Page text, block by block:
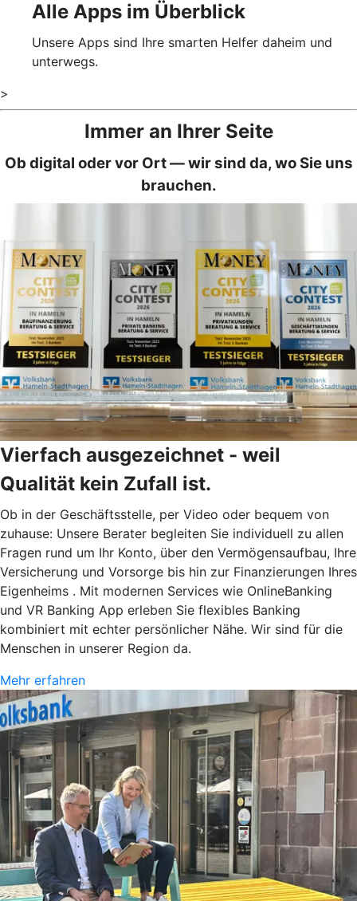
Alle Apps im Überblick
Unsere Apps sind Ihre smarten Helfer daheim und
unterwegs.
>
Immer an Ihrer Seite
Ob digital oder vor Ort — wir sind da, wo Sie uns
brauchen.
Vierfach ausgezeichnet - weil
Qualität kein Zufall ist.
Ob in der Geschäftsstelle, per Video oder bequem von
zuhause: Unsere Berater begleiten Sie individuell zu allen
Fragen rund um Ihr Konto, über den Vermögensaufbau, Ihre
Versicherung und Vorsorge bis hin zur Finanzierungen Ihres
Eigenheims . Mit modernen Services wie OnlineBanking
und VR Banking App erleben Sie flexibles Banking
kombiniert mit echter persönlicher Nähe. Wir sind für die
Menschen in unserer Region da.
Mehr erfahren